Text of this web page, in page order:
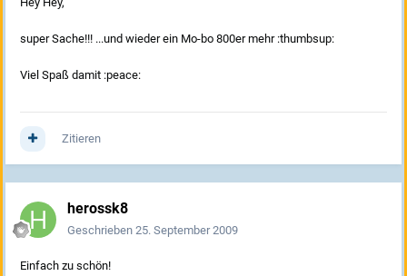
super Sache!!! ...und wieder ein Mo-bo 800er mehr :thumbsup:
Viel Spaß damit :peace:
Zitieren
herossk8
Geschrieben 25. September 2009
Einfach zu schön!